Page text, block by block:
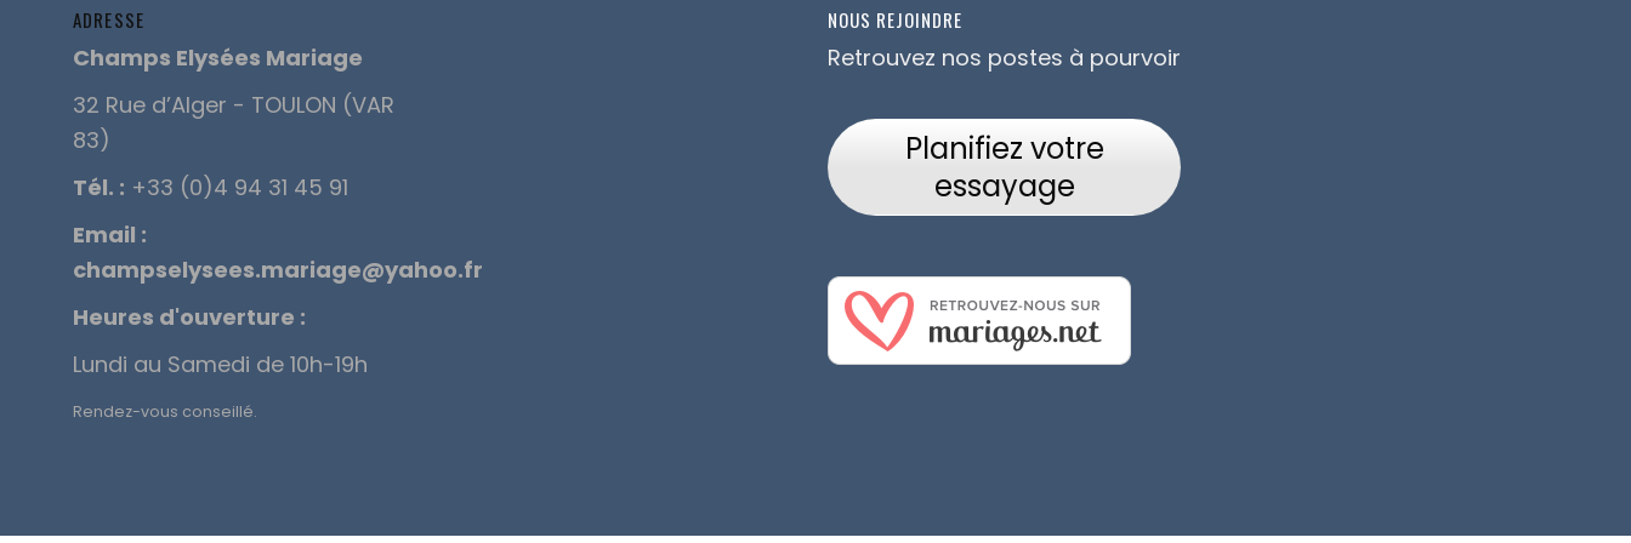
ADRESSE
Champs Elysées Mariage
32 Rue d’Alger - TOULON (VAR
83)
Tél. : +33 (0)4 94 31 45 91
Email :
champselysees.mariage@yahoo.fr
Heures d'ouverture :
Lundi au Samedi de 10h-19h
Rendez-vous conseillé.
NOUS REJOINDRE
Retrouvez nos postes à pourvoir
Planifiez votre
essayage